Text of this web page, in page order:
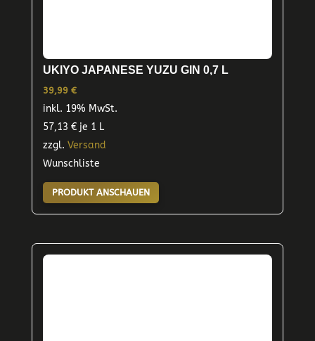
UKIYO JAPANESE YUZU GIN 0,7 L
39,99 €
inkl. 19% MwSt.
57,13 €je 1 L
zzgl. Versand
Wunschliste
PRODUKT ANSCHAUEN